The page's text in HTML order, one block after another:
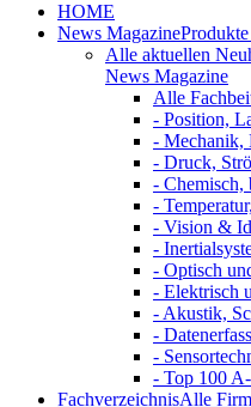
HOME
News Magazine
Alle aktuellen
News Magazine
Alle
- Position,
- Mechanik,
- Druck,
-
-
- Vision &
-
- Optisch
- Elektrisch
- Akustik,
-
-
- Top 100
FachverzeichnisAlle